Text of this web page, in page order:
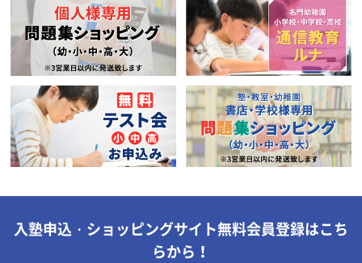
入塾申込・ショッピングサイト無料会員登録はこち
らから！